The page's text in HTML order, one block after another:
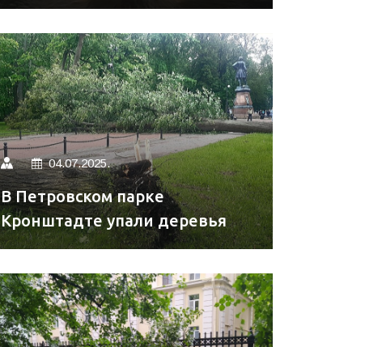
04.07.2025.
В Петровском парке
Кронштадте упали деревья